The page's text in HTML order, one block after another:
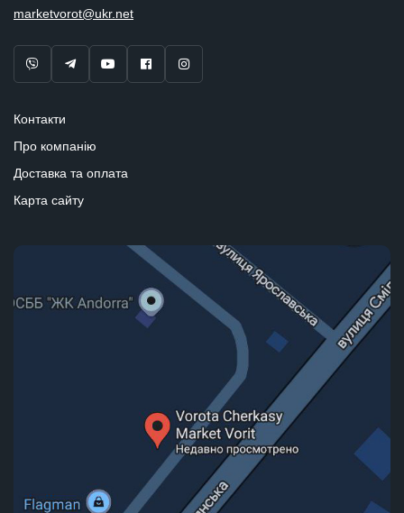
marketvorot@ukr.net
Контакти
Про компанію
Доставка та оплата
Карта сайту